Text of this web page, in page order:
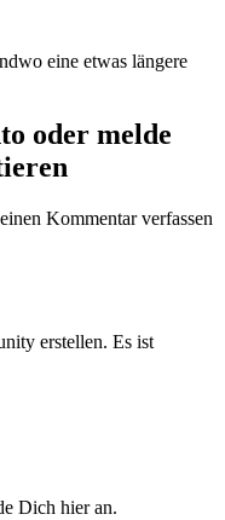
eine etwas längere
oder melde
Kommentar verfassen
erstellen. Es ist
Dich hier an.